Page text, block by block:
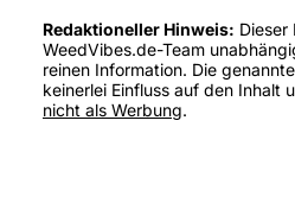
Redaktioneller Hinweis: Dieser
WeedVibes.de-Team
reinen Information. Die
keinerlei Einfluss auf den Inhalt
nicht als Werbung.